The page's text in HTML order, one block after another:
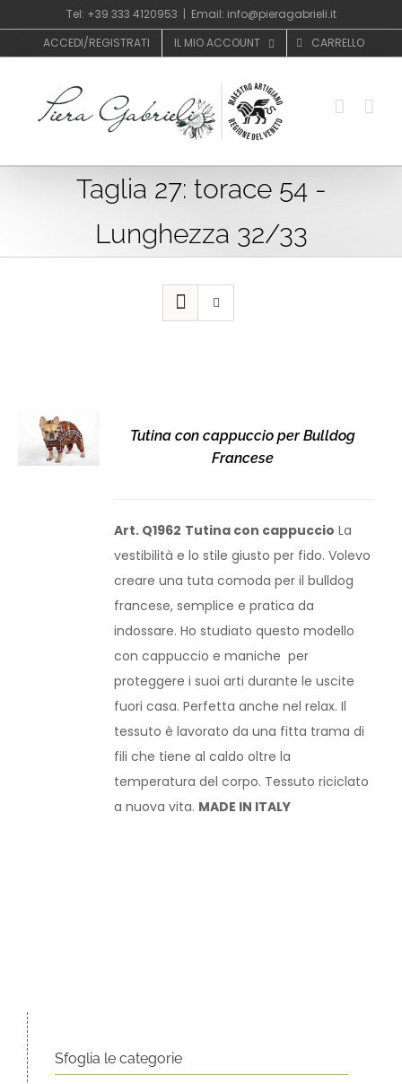
contenuto
Tel: +39 333 4120953 | Email: info@pieragabrieli.it
ACCEDI/REGISTRATI
IL MIO ACCOUNT CARRELLO
Taglia 27: torace 54 -
Lunghezza 32/33
Tutina con cappuccio per Bulldog
Francese
Art. Q1962 Tutina con cappuccio La
vestibilità e lo stile giusto per fido. Volevo
creare una tuta comoda per il bulldog
francese, semplice e pratica da
indossare. Ho studiato questo modello
con cappuccio e maniche per
proteggere i suoi arti durante le uscite
fuori casa. Perfetta anche nel relax. Il
tessuto è lavorato da una fitta trama di
fili che tiene al caldo oltre la
temperatura del corpo. Tessuto riciclato
a nuova vita. MADE IN ITALY
Sfoglia le categorie